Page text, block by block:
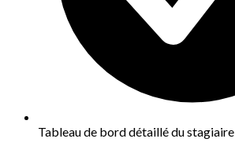
Tableau de bord détaillé du stagiaire